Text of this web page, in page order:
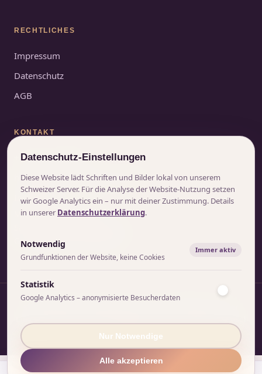
RECHTLICHES
Impressum
Datenschutz
AGB
KONTAKT
+41 79 171 03 09
hello@mightyempowerment.com
Instagram
Mighty Empowerment
Gerbergasse 24, 4001 Basel
◆
Datenschutz-Einstellungen
Diese Website lädt Schriften und Bilder lokal von unserem
Schweizer Server. Für die Analyse der Website-Nutzung setzen
wir Google Analytics ein – nur mit deiner Zustimmung. Details
in unserer Datenschutzerklärung.
Notwendig
Grundfunktionen der Website, keine Cookies
Immer aktiv
Statistik
Google Analytics – anonymisierte Besucherdaten
Nur Notwendige
Alle akzeptieren